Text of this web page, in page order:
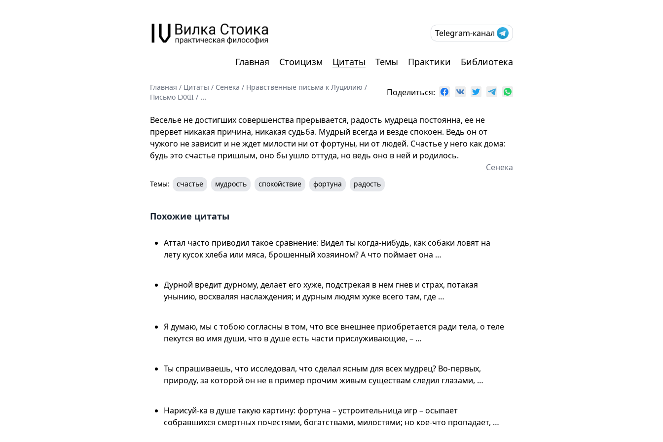
Telegram-канал
Главная Стоицизм Цитаты Темы Практики Библиотека
Главная / Цитаты / Сенека / Нравственные письма к Луцилию /
Письмо LXXII / ... Поделиться:
Веселье не достигших совершенства прерывается, радость мудреца постоянна, ее не
прервет никакая причина, никакая судьба. Мудрый всегда и везде спокоен. Ведь он от
чужого не зависит и не ждет милости ни от фортуны, ни от людей. Счастье у него как дома:
будь это счастье пришлым, оно бы ушло оттуда, но ведь оно в ней и родилось.
Сенека
Темы: счастье мудрость спокойствие фортуна радость
Похожие цитаты
Аттал часто приводил такое сравнение: Видел ты когда-нибудь, как собаки ловят на
лету кусок хлеба или мяса, брошенный хозяином? А что поймает она …
Дурной вредит дурному, делает его хуже, подстрекая в нем гнев и страх, потакая
унынию, восхваляя наслаждения; и дурным людям хуже всего там, где …
Я думаю, мы с тобою согласны в том, что все внешнее приобретается ради тела, о теле
пекутся во имя души, что в душе есть части прислуживающие, – …
Ты спрашиваешь, что исследовал, что сделал ясным для всех мудрец? Во-первых,
природу, за которой он не в пример прочим живым существам следил глазами, …
Нарисуй-ка в душе такую картину: фортуна – устроительница игр – осыпает
собравшихся смертных почестями, богатствами, милостями; но кое-что пропадает, …